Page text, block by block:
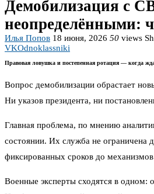
Демобилизация с
неопределёнными:
Илья Попов 18 июня, 2026 50 views
VKOdnoklassniki
Правовая ловушка и постепенная ротация — когда
Вопрос демобилизации обрастает
Ни указов президента, ни
Главная проблема, по мнению
состоянии. Их служба не ограничена
фиксированных сроков до
Военные эксперты сходятся в одном: